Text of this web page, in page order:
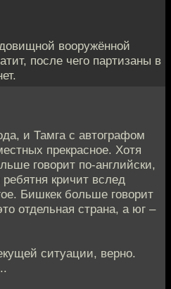
вооружённой
после чего партизаны в
и Тамга с автографом
прекрасное. Хотя
говорит по-английски,
кричит вслед
Бишкек больше говорит
отдельная страна, а юг –
ситуации, верно.